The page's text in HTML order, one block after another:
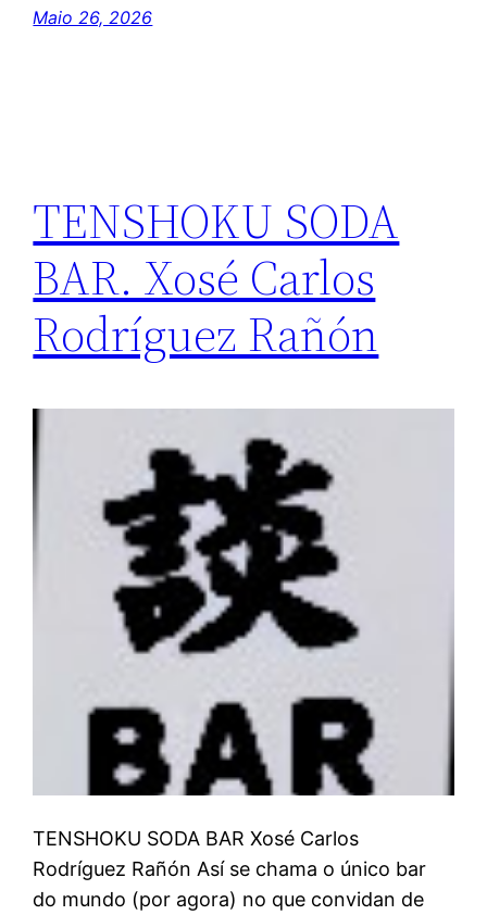
Maio 26, 2026
TENSHOKU SODA
BAR. Xosé Carlos
Rodríguez Rañón
TENSHOKU SODA BAR Xosé Carlos
Rodríguez Rañón Así se chama o único bar
do mundo (por agora) no que convidan de